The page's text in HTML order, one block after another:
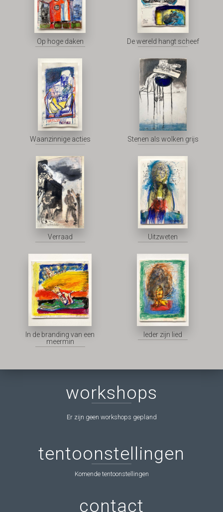
Op hoge daken De wereld hangt scheef
Waanzinnige acties Stenen als wolken grijs
Verraad Uitzweten
In de branding van een
meermin
Ieder zijn lied
workshops
Er zijn geen workshops gepland
contact
tentoonstellingen
Komende tentoonstellingen